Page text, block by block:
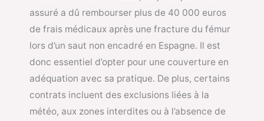
assuré a dû rembourser plus de 40 000 euros
de frais médicaux après une fracture du fémur
lors d’un saut non encadré en Espagne. Il est
donc essentiel d’opter pour une couverture en
adéquation avec sa pratique. De plus, certains
contrats incluent des exclusions liées à la
météo, aux zones interdites ou à l’absence de